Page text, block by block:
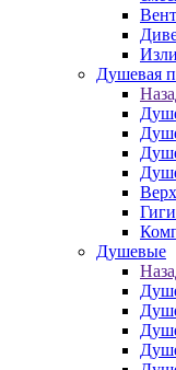
Душевая
Душевые